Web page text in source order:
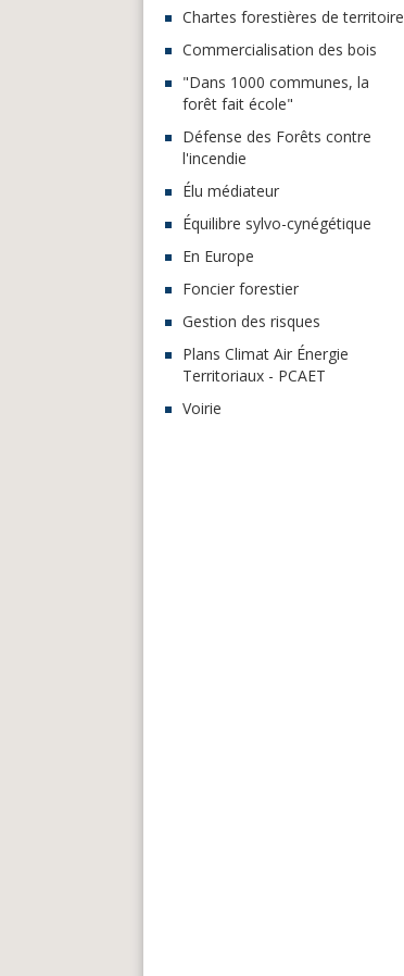
Chartes forestières de territoire
Commercialisation des bois
"Dans 1000 communes, la
forêt fait école"
Défense des Forêts contre
l'incendie
Élu médiateur
Équilibre sylvo-cynégétique
En Europe
Foncier forestier
Gestion des risques
Plans Climat Air Énergie
Territoriaux - PCAET
Voirie